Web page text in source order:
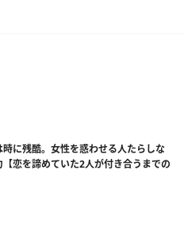
に残酷。女性を惑わせる人たらしな
恋を諦めていた2人が付き合うまでの